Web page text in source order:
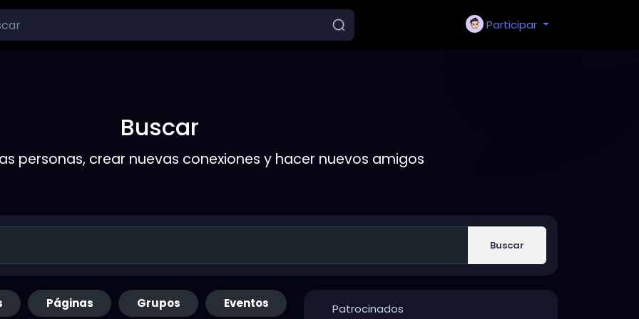
Participar
Buscar
personas, crear nuevas conexiones y hacer nuevos amigos
Buscar
Páginas Grupos Eventos Patrocinados